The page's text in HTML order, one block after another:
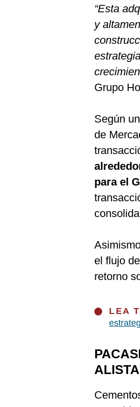
“Esta
y
Grupo
Según
de
para el
el flujo
retorno
LEA